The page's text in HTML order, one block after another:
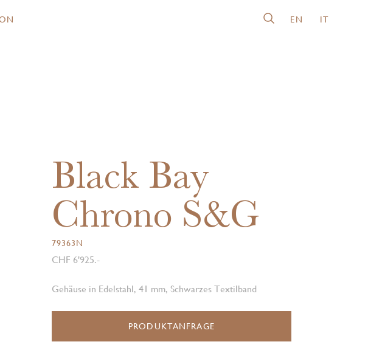
EN IT
Black Bay
Chrono S&G
79363N
CHF 6'925.-
Gehäuse in Edelstahl, 41 mm, Schwarzes Textilband
PRODUKTANFRAGE